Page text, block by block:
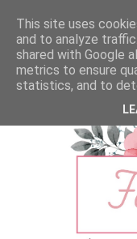
This site uses
and to analyze
shared with Google
metrics to ensure
statistics, and to